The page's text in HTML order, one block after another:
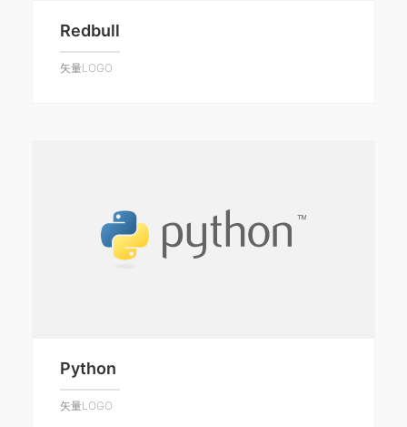
Redbull
矢量LOGO
Python
矢量LOGO